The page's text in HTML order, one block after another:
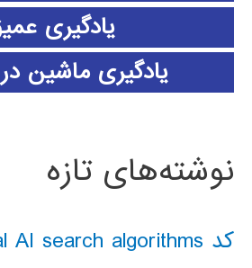
یادگیری
یادگیری ماشین
نوشته‌های تازه
کد classical AI search algorithms